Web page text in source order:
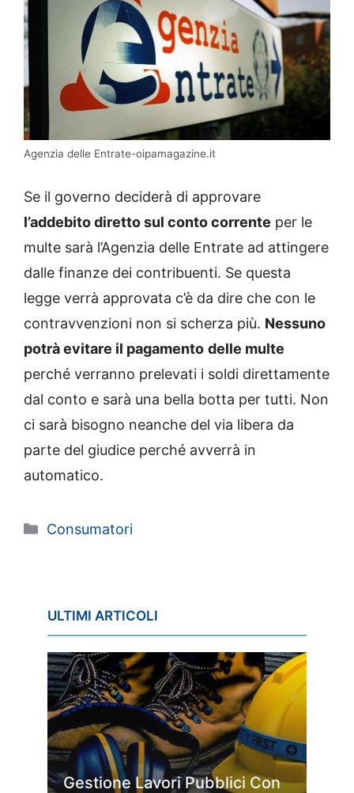
Agenzia delle Entrate-oipamagazine.it
Se il governo deciderà di approvare
l’addebito diretto sul conto corrente per le
multe sarà l’Agenzia delle Entrate ad attingere
dalle finanze dei contribuenti. Se questa
legge verrà approvata c’è da dire che con le
contravvenzioni non si scherza più. Nessuno
potrà evitare il pagamento delle multe
perché verranno prelevati i soldi direttamente
dal conto e sarà una bella botta per tutti. Non
ci sarà bisogno neanche del via libera da
parte del giudice perché avverrà in
automatico.
Categorie
Consumatori
ULTIMI ARTICOLI
Gestione Lavori Pubblici Con